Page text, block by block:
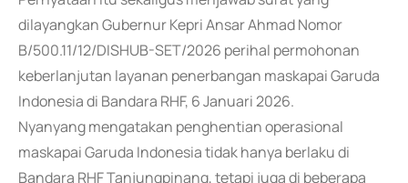
dilayangkan Gubernur Kepri Ansar Ahmad Nomor
B/500.11/12/DISHUB-SET/2026 perihal permohonan
keberlanjutan layanan penerbangan maskapai Garuda
Indonesia di Bandara RHF, 6 Januari 2026.
Nyanyang mengatakan penghentian operasional
maskapai Garuda Indonesia tidak hanya berlaku di
Bandara RHF Tanjungpinang, tetapi juga di beberapa